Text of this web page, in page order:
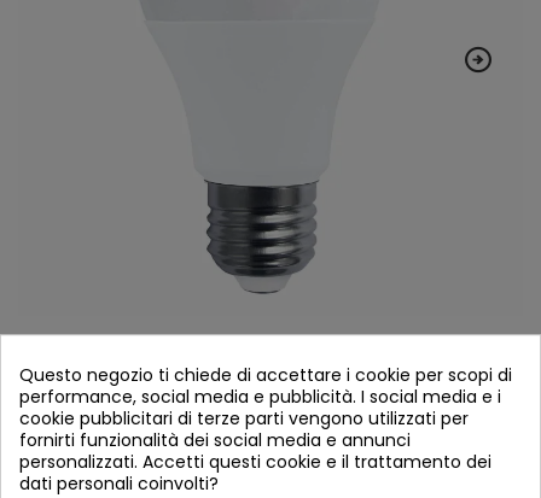
COD.42300 LAMPADINA SFERICA LED E27 10W
4000K
Riferimento 42300
Disponibile
Questo negozio ti chiede di accettare i cookie per scopi di
performance, social media e pubblicità. I social media e i
cookie pubblicitari di terze parti vengono utilizzati per
fornirti funzionalità dei social media e annunci
personalizzati. Accetti questi cookie e il trattamento dei
dati personali coinvolti?